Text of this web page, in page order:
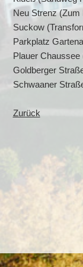
Neu Strenz
Suckow
Parkplatz
Plauer Chaussee
Goldberger
Schwaaner
Zurück